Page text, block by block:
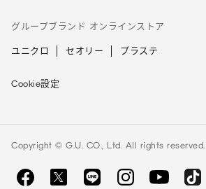
グループブランド オンラインストア
ユニクロ セオリー プラステ
Cookie設定
Copyright © G.U. CO., Ltd. All rights reserved.